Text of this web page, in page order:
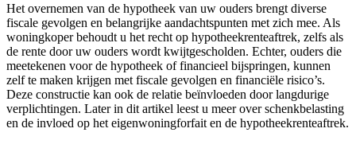
Het overnemen van de hypotheek van uw ouders brengt diverse
fiscale gevolgen en belangrijke aandachtspunten met zich mee. Als
woningkoper behoudt u het recht op hypotheekrenteaftrek, zelfs als
de rente door uw ouders wordt kwijtgescholden. Echter, ouders die
meetekenen voor de hypotheek of financieel bijspringen, kunnen
zelf te maken krijgen met fiscale gevolgen en financiële risico’s.
Deze constructie kan ook de relatie beïnvloeden door langdurige
verplichtingen. Later in dit artikel leest u meer over schenkbelasting
en de invloed op het eigenwoningforfait en de hypotheekrenteaftrek.